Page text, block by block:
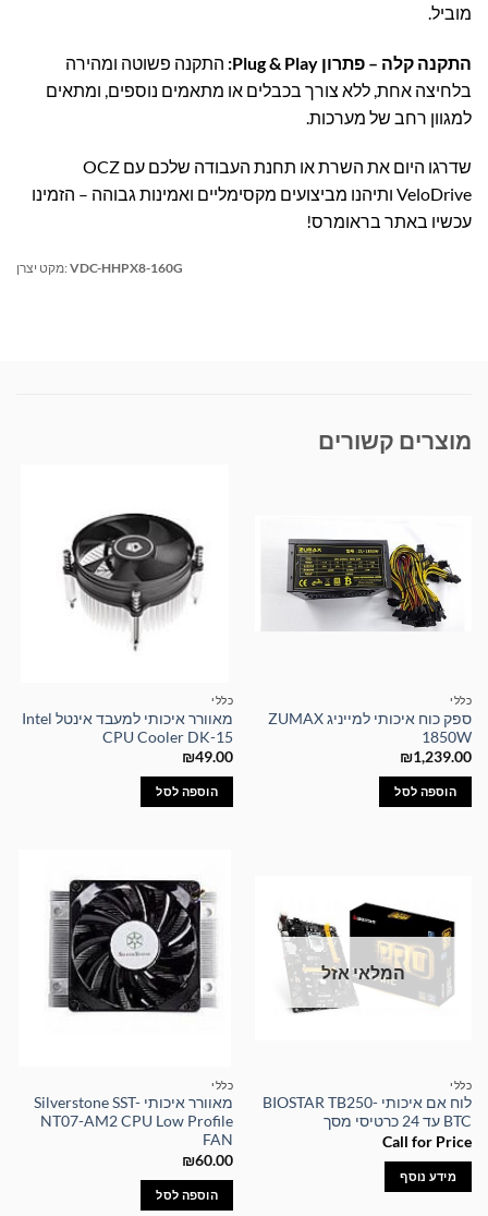
מוביל.
התקנה קלה – פתרון Plug & Play:
התקנה פשוטה ומהירה
בלחיצה אחת, ללא צורך בכבלים או מתאמים נוספים, ומתאים
למגוון רחב של מערכות.
שדרגו היום את השרת או תחנת העבודה שלכם עם OCZ
VeloDrive ותיהנו מביצועים מקסימליים ואמינות גבוהה – הזמינו
עכשיו באתר בראומרס!
מקט יצרן: VDC-HHPX8-160G
מוצרים קשורים
כללי
ספק כוח איכותי למייניג ZUMAX
1850W
₪1,239.00
הוספה לסל
כללי
מאוורר איכותי למעבד אינטל Intel
CPU Cooler DK-15
₪49.00
הוספה לסל
המלאי אזל
כללי
לוח אם איכותי BIOSTAR TB250-
BTC עד 24 כרטיסי מסך
Call for Price
מידע נוסף
כללי
מאוורר איכותי Silverstone SST-
NT07-AM2 CPU Low Profile
FAN
₪60.00
הוספה לסל